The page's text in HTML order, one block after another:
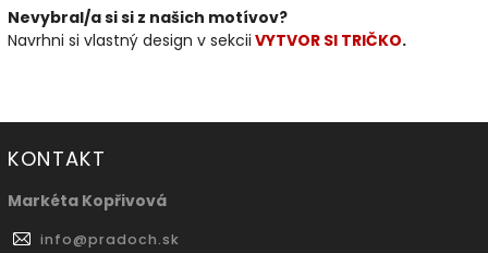
Nevybral/a si si z našich motívov?
Navrhni si vlastný design v sekcii VYTVOR SI TRIČKO.
KONTAKT
Markéta Kopřivová
info@pradoch.sk